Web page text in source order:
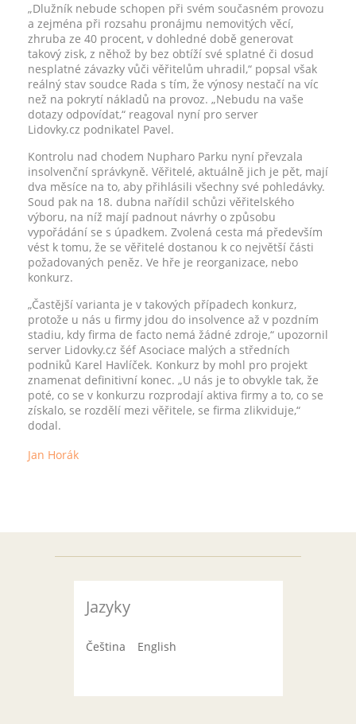
„Dlužník nebude schopen při svém současném provozu
a zejména při rozsahu pronájmu nemovitých věcí,
zhruba ze 40 procent, v dohledné době generovat
takový zisk, z něhož by bez obtíží své splatné či dosud
nesplatné závazky vůči věřitelům uhradil,“ popsal však
reálný stav soudce Rada s tím, že výnosy nestačí na víc
než na pokrytí nákladů na provoz. „Nebudu na vaše
dotazy odpovídat,“ reagoval nyní pro server
Lidovky.cz podnikatel Pavel.
Kontrolu nad chodem Nupharo Parku nyní převzala
insolvenční správkyně. Věřitelé, aktuálně jich je pět, mají
dva měsíce na to, aby přihlásili všechny své pohledávky.
Soud pak na 18. dubna nařídil schůzi věřitelského
výboru, na níž mají padnout návrhy o způsobu
vypořádání se s úpadkem. Zvolená cesta má především
vést k tomu, že se věřitelé dostanou k co největší části
požadovaných peněz. Ve hře je reorganizace, nebo
konkurz.
„Častější varianta je v takových případech konkurz,
protože u nás u firmy jdou do insolvence až v pozdním
stadiu, kdy firma de facto nemá žádné zdroje,“ upozornil
server Lidovky.cz šéf Asociace malých a středních
podniků Karel Havlíček. Konkurz by mohl pro projekt
znamenat definitivní konec. „U nás je to obvykle tak, že
poté, co se v konkurzu rozprodají aktiva firmy a to, co se
získalo, se rozdělí mezi věřitele, se firma zlikviduje,“
dodal.
Jan Horák
Jazyky
Čeština English